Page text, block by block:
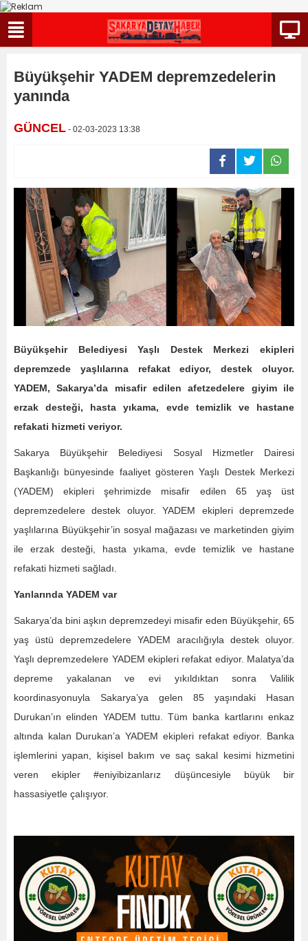
Büyükşehir YADEM depremzedelerin
yanında
GÜNCEL - 02-03-2023 13:38
Büyükşehir Belediyesi Yaşlı Destek Merkezi ekipleri
depremzede yaşlılarına refakat ediyor, destek oluyor.
YADEM, Sakarya’da misafir edilen afetzedelere giyim ile
erzak desteği, hasta yıkama, evde temizlik ve hastane
refakati hizmeti veriyor.
Sakarya Büyükşehir Belediyesi Sosyal Hizmetler Dairesi
Başkanlığı bünyesinde faaliyet gösteren Yaşlı Destek Merkezi
(YADEM) ekipleri şehrimizde misafir edilen 65 yaş üst
depremzedelere destek oluyor. YADEM ekipleri depremzede
yaşlılarına Büyükşehir’in sosyal mağazası ve marketinden giyim
ile erzak desteği, hasta yıkama, evde temizlik ve hastane
refakati hizmeti sağladı.
Yanlarında YADEM var
Sakarya’da bini aşkın depremzedeyi misafir eden Büyükşehir, 65
yaş üstü depremzedelere YADEM aracılığıyla destek oluyor.
Yaşlı depremzedelere YADEM ekipleri refakat ediyor. Malatya’da
depreme yakalanan ve evi yıkıldıktan sonra Valilik
koordinasyonuyla Sakarya’ya gelen 85 yaşındaki Hasan
Durukan’ın elinden YADEM tuttu. Tüm banka kartlarını enkaz
altında kalan Durukan’a YADEM ekipleri refakat ediyor. Banka
işlemlerini yapan, kişisel bakım ve saç sakal kesimi hizmetini
veren ekipler #eniyibizanlarız düşüncesiyle büyük bir
hassasiyetle çalışıyor.